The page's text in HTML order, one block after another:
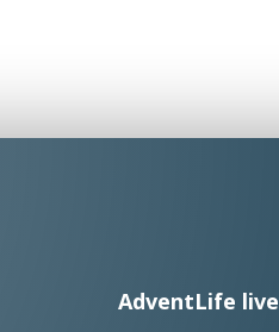
AdventLife live